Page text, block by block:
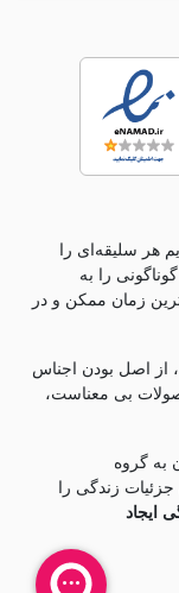
هر سلیقه‌ای را
را به
زمان ممکن و در
از اصل بودن اجناس
بی معناست،
به گروه
زندگی را
ایجاد